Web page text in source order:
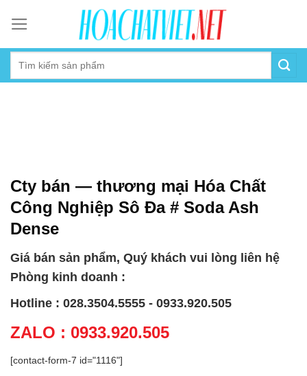
content
Cty bán — thương mại Hóa Chất
Công Nghiệp Sô Đa # Soda Ash
Dense
Giá bán sản phẩm, Quý khách vui lòng liên hệ
Phòng kinh doanh :
Hotline : 028.3504.5555 - 0933.920.505
ZALO : 0933.920.505
[contact-form-7 id="1116"]